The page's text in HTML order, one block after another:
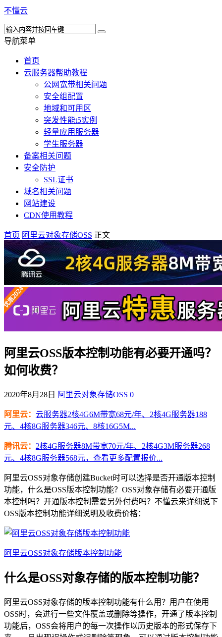
不懂云
导航菜单
首页
云服务器帮助教程
公网宽带相关问题
安全组配置
地域和可用区
突发性能t5实例
轻量应用服务器
学生服务器
备案相关问题
安全防护
SSL证书
域名相关问题
网站建设
CDN使用教程
首页 阿里云对象存储OSS 正文
阿里云OSS版本控制功能有必要开通吗？
如何收费？
2020年8月28日 阿里云对象存储OSS 0
阿里云： 云服务器2核4G6M带宽68元/年、2核4G服务器188
元、4核8G服务器346元、8核16G5M...
腾讯云： 2核4G服务器8M带宽70元/年、2核4G3M服务器268
元、4核8G服务器568元，查看更多配置报价...
阿里云OSS对象存储创建Bucket时可以选择是否开通版本控制
功能，什么是OSS版本控制功能？OSS对象存储有必要开通版
本控制吗？开通版本控制需要另外付费吗？不懂云来详细说下
OSS版本控制功能详细说明及收费价格：
阿里云OSS对象存储版本控制功能
什么是OSS对象存储的版本控制功能？
阿里云OSS对象存储的版本控制功能有什么用？用户在使用
OSS时，会进行一些文件覆盖或删除等操作，开通了版本控制
功能后，OSS会将用户的每一次操作以历史版本的形式保存下